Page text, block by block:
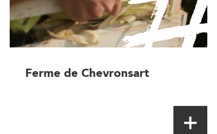
Ferme de Chevronsart